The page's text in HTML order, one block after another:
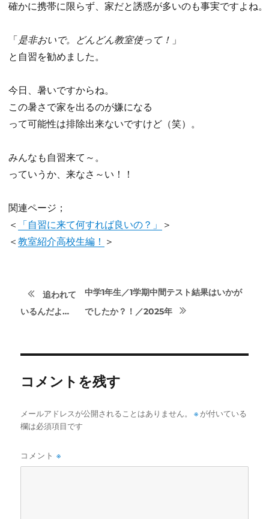
確かに携帯に限らず、家だと誘惑が多いのも事実ですよね。
「 是非おいで。どんどん教室使って！ 」
と自習を勧めました。
今日、暑いですからね。
この暑さで家を出るのが嫌になる
って可能性は排除出来ないですけど（笑）。
みんなも自習来て～。
っていうか、来なさ～い！！
関連ページ；
＜
「自習に来て何すれば良いの？」
＞
＜ 教室紹介高校生編！ ＞
投
稿
ー
ョ
前
追われて
いるんだよ…
次
の
中学1年生／1学期中間テスト結果はいかが
でしたか？！／2025年
コメントを残す
メールアドレスが公開されることはありません。 ※ が付いている
欄は必須項目です
コメント※